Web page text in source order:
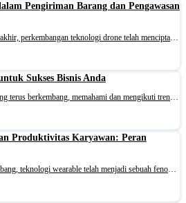
Pengiriman Barang dan Pengawasan
Pengantar Dalam beberapa tahun terakhir, perkembangan teknologi drone telah menciptakan berbagai peluang baru dalam berbagai bidang, mulai dari logistik hingga pengawasan lingkungan. Dari awalnya digunakan untuk memantau udara atau fotografi, kini drone telah memasuki dunia logistik dengan kegunaan
Sukses Bisnis Anda
Pendahuluan Dalam dunia bisnis yang terus berkembang, memahami dan mengikuti tren pasar merupakan hal yang penting untuk kesuksesan sebuah perusahaan. Sebagai bagian dari tim kami, kami percaya bahwa memanfaatkan tren pasar adalah kunci untuk meningkatkan pendapatan bisnis dan tetap relevan di teng
Produktivitas Karyawan: Peran
Dalam era digital yang terus berkembang, teknologi wearable telah menjadi sebuah fenomena yang sangat populer di kalangan masyarakat. Perangkat-perangkat wearable, seperti smartwatch, fitness tracker, dan augmented reality glasses, kini semakin banyak digunakan oleh individu, termasuk di lingkungan